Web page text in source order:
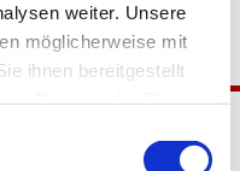
weiter. Unsere
möglicherweise mit
ihnen bereitgestellt